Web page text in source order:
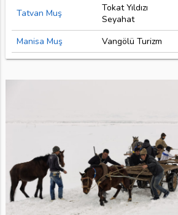
Tatvan Muş
Tokat Yıldızı
Seyahat
Manisa Muş Vangölü Turizm